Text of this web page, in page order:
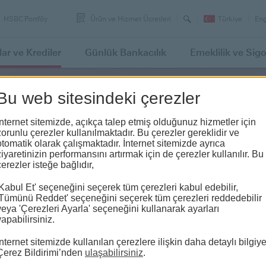
Arama
ve Krediler Günlük Bankacılık Emeklilik ve
ve
web sitesindeki çerezler
İnternet sitemizde, açıkça talep etmiş olduğunuz hizmetler için
çerezler kullanılmaktadır. Bu çerezler gereklidir ve
olarak çalışmaktadır. İnternet sitemizde ayrıca
performansını artırmak için de çerezler kullanılır. Bu
isteğe bağlıdır,
Et' seçeneğini seçerek tüm çerezleri kabul edebilir,
Reddet' seçeneğini seçerek tüm çerezleri reddedebilir
'Çerezleri Ayarla' seçeneğini kullanarak ayarları
İnternet sitemizde kullanılan çerezlere ilişkin daha detaylı bilgiye
Bildirimi’nden ulaşabilirsiniz.